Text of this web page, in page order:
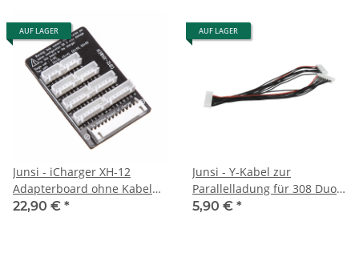
AUF LAGER
Junsi - iCharger XH-12
Adapterboard ohne Kabel
für X12
22,90 € *
AUF LAGER
Junsi - Y-Kabel zur
Parallelladung für 308 Duo -
9 pin zu 11 pin - 150mm
5,90 € *